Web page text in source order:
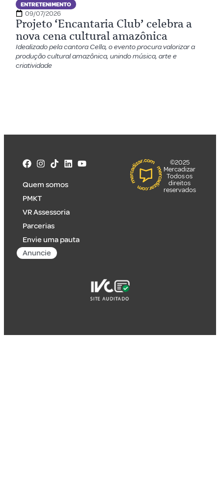
ENTRETENIMENTO
09/07/2026
Projeto ‘Encantaria Club’ celebra a
nova cena cultural amazônica
Idealizado pela cantora Cella, o evento procura valorizar a
produção cultural amazônica, unindo música, arte e
criatividade
Quem somos
PMKT
VR Assessoria
Parcerias
Envie uma pauta
Anuncie
©2025
Mercadizar
Todos os
direitos
reservados